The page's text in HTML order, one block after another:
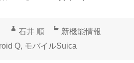
作
成
石井 順
カ
テ
新機能情報
Q, モバイルSuica